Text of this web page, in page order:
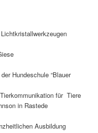
Hundeschule “Blauer
für Tiere
in Rastede
Ausbildung